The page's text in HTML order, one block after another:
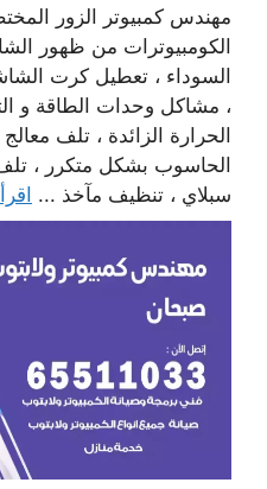
مهندس كمبيوتر الزور
الكومبيوترات من ظهور
السوداء ، تعطيل كرت
، مشاكل وحدات الطاقة و
الحرارة الزائدة ، تلف
الحاسوب بشكل متكرر ، تلف
سبلاي ، تنظيف مآخذ ...